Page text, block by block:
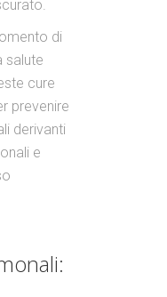
di
salute
cure
prevenire
derivanti
e